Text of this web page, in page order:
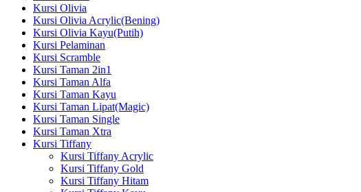
Kursi Olivia
Kursi Olivia Acrylic(Bening)
Kursi Olivia Kayu(Putih)
Kursi Pelaminan
Kursi Scramble
Kursi Taman 2in1
Kursi Taman Alfa
Kursi Taman Kayu
Kursi Taman Lipat(Magic)
Kursi Taman Single
Kursi Taman Xtra
Kursi Tiffany
Kursi Tiffany Acrylic
Kursi Tiffany Gold
Kursi Tiffany Hitam